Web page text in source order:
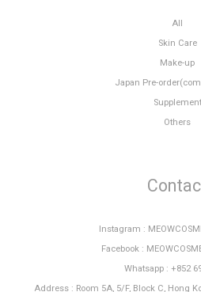
All
Skin Care
Make-up
Japan Pre-
Supplement
Others
Instagram :
Facebook :
Whatsapp : +852
Address : Room 5A, 5/F, Block C, Hong